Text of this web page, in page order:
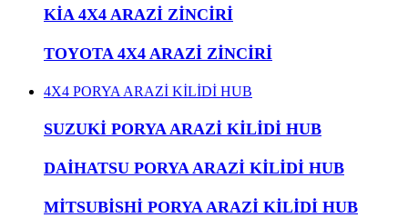
KİA 4X4 ARAZİ ZİNCİRİ
TOYOTA 4X4 ARAZİ ZİNCİRİ
4X4 PORYA ARAZİ KİLİDİ HUB
SUZUKİ PORYA ARAZİ KİLİDİ HUB
DAİHATSU PORYA ARAZİ KİLİDİ HUB
MİTSUBİSHİ PORYA ARAZİ KİLİDİ HUB